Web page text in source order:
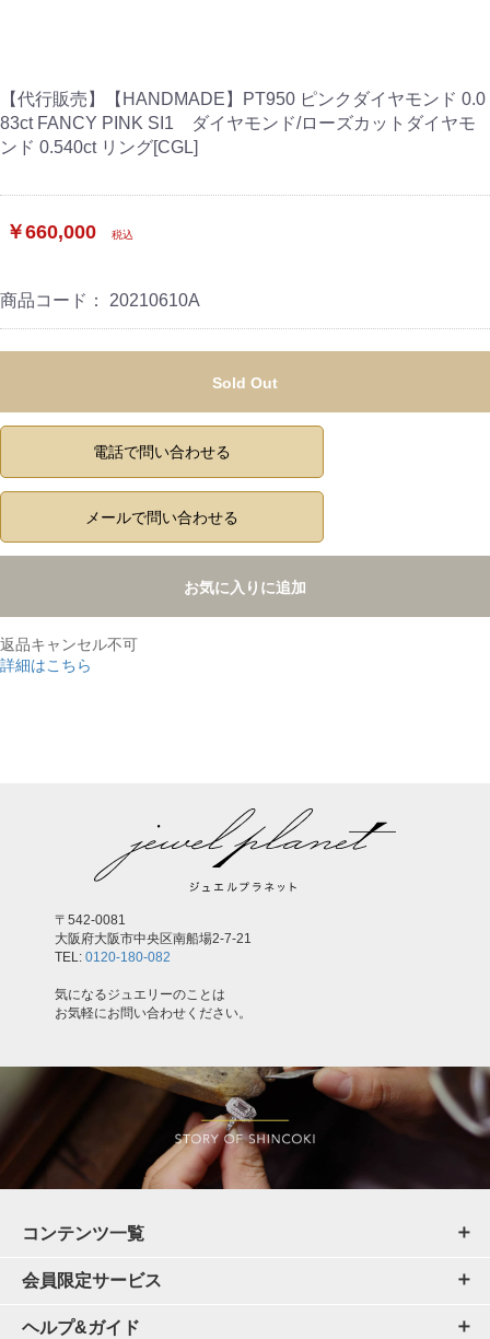
【代行販売】【HANDMADE】PT950 ピンクダイヤモンド 0.0
83ct FANCY PINK SI1 ダイヤモンド/ローズカットダイヤモ
ンド 0.540ct リング[CGL]
￥660,000 税込
商品コード： 20210610A
Sold Out
電話で問い合わせる
メールで問い合わせる
お気に入りに追加
返品キャンセル不可
詳細はこちら
〒542-0081
大阪府大阪市中央区南船場2-7-21
TEL: 0120-180-082
気になるジュエリーのことは
お気軽にお問い合わせください。
コンテンツ一覧
会員限定サービス
ヘルプ&ガイド